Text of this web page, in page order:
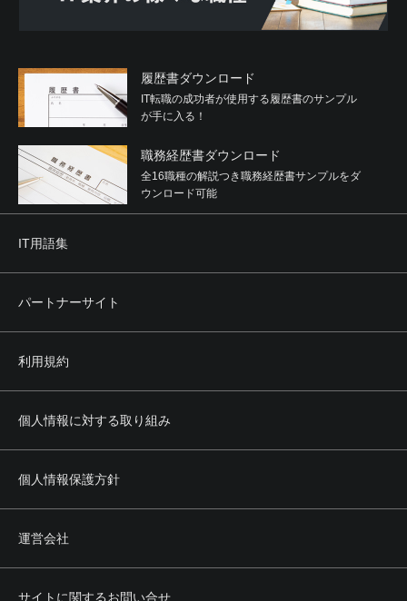
履歴書ダウンロード
IT転職の成功者が使用する履歴書のサンプル
が手に入る！
職務経歴書ダウンロード
全16職種の解説つき職務経歴書サンプルをダ
ウンロード可能
IT用語集
パートナーサイト
利用規約
個人情報に対する取り組み
個人情報保護方針
運営会社
サイトに関するお問い合せ